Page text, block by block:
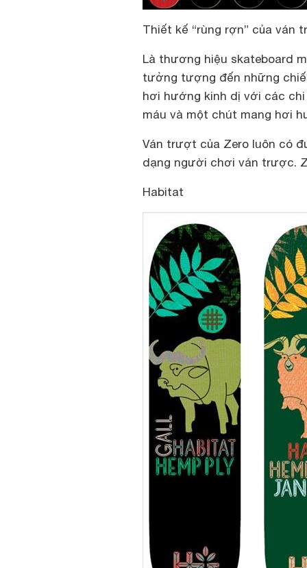
Thiết kế “rùng rợn” của ván
Là thương hiệu skateboard
tưởng tượng đến những
hơi hướng kinh dị với các
máu và một chút mang hơi
Ván trượt của Zero luôn có
dạng người chơi ván trược.
Habitat